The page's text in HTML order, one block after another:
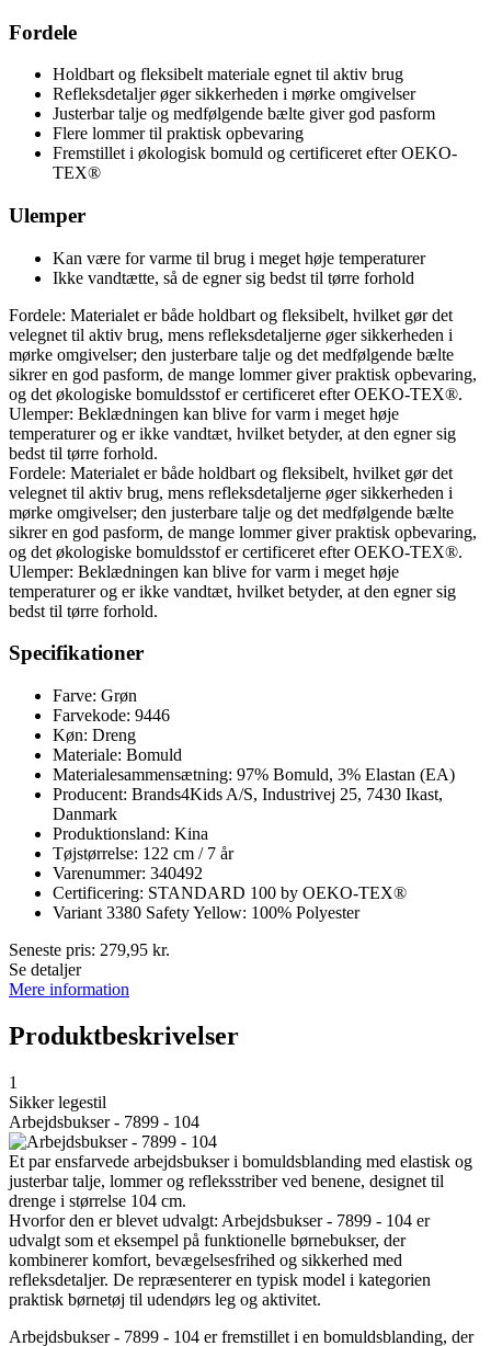
Fordele
Holdbart og fleksibelt materiale egnet til aktiv brug
Refleksdetaljer øger sikkerheden i mørke omgivelser
Justerbar talje og medfølgende bælte giver god pasform
Flere lommer til praktisk opbevaring
Fremstillet i økologisk bomuld og certificeret efter OEKO-
TEX®
Ulemper
Kan være for varme til brug i meget høje temperaturer
Ikke vandtætte, så de egner sig bedst til tørre forhold
Fordele: Materialet er både holdbart og fleksibelt, hvilket gør det
velegnet til aktiv brug, mens refleksdetaljerne øger sikkerheden i
mørke omgivelser; den justerbare talje og det medfølgende bælte
sikrer en god pasform, de mange lommer giver praktisk opbevaring,
og det økologiske bomuldsstof er certificeret efter OEKO-TEX®.
Ulemper: Beklædningen kan blive for varm i meget høje
temperaturer og er ikke vandtæt, hvilket betyder, at den egner sig
bedst til tørre forhold.
Fordele: Materialet er både holdbart og fleksibelt, hvilket gør det
velegnet til aktiv brug, mens refleksdetaljerne øger sikkerheden i
mørke omgivelser; den justerbare talje og det medfølgende bælte
sikrer en god pasform, de mange lommer giver praktisk opbevaring,
og det økologiske bomuldsstof er certificeret efter OEKO-TEX®.
Ulemper: Beklædningen kan blive for varm i meget høje
temperaturer og er ikke vandtæt, hvilket betyder, at den egner sig
bedst til tørre forhold.
Specifikationer
Farve: Grøn
Farvekode: 9446
Køn: Dreng
Materiale: Bomuld
Materialesammensætning: 97% Bomuld, 3% Elastan (EA)
Producent: Brands4Kids A/S, Industrivej 25, 7430 Ikast,
Danmark
Produktionsland: Kina
Tøjstørrelse: 122 cm / 7 år
Varenummer: 340492
Certificering: STANDARD 100 by OEKO-TEX®
Variant 3380 Safety Yellow: 100% Polyester
Seneste pris: 279,95 kr.
Se detaljer
Mere information
Produktbeskrivelser
1
Sikker legestil
Arbejdsbukser - 7899 - 104
Et par ensfarvede arbejdsbukser i bomuldsblanding med elastisk og
justerbar talje, lommer og refleksstriber ved benene, designet til
drenge i størrelse 104 cm.
Hvorfor den er blevet udvalgt: Arbejdsbukser - 7899 - 104 er
udvalgt som et eksempel på funktionelle børnebukser, der
kombinerer komfort, bevægelsesfrihed og sikkerhed med
refleksdetaljer. De repræsenterer en typisk model i kategorien
praktisk børnetøj til udendørs leg og aktivitet.
Arbejdsbukser - 7899 - 104 er fremstillet i en bomuldsblanding, der